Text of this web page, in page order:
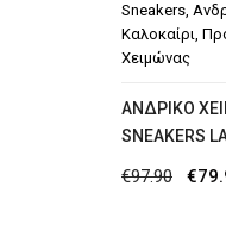
Sneakers,
Καλοκαίρι,
Χειμώνας
ΑΝΔΡΙΚΌ
SNEAKERS
€97.90 €